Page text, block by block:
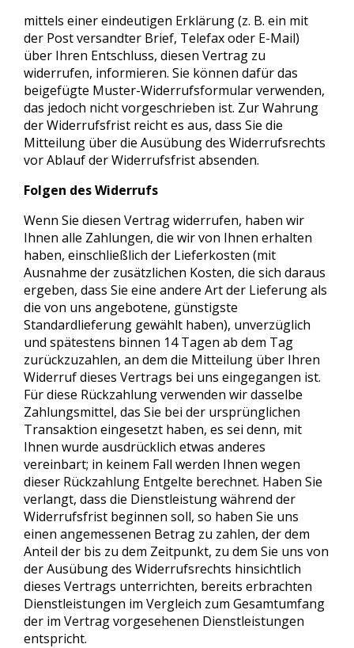
mittels einer eindeutigen Erklärung (z. B. ein mit
der Post versandter Brief, Telefax oder E-Mail)
über Ihren Entschluss, diesen Vertrag zu
widerrufen, informieren. Sie können dafür das
beigefügte Muster-Widerrufsformular verwenden,
das jedoch nicht vorgeschrieben ist. Zur Wahrung
der Widerrufsfrist reicht es aus, dass Sie die
Mitteilung über die Ausübung des Widerrufsrechts
vor Ablauf der Widerrufsfrist absenden.
Folgen des Widerrufs
Wenn Sie diesen Vertrag widerrufen, haben wir
Ihnen alle Zahlungen, die wir von Ihnen erhalten
haben, einschließlich der Lieferkosten (mit
Ausnahme der zusätzlichen Kosten, die sich daraus
ergeben, dass Sie eine andere Art der Lieferung als
die von uns angebotene, günstigste
Standardlieferung gewählt haben), unverzüglich
und spätestens binnen 14 Tagen ab dem Tag
zurückzuzahlen, an dem die Mitteilung über Ihren
Widerruf dieses Vertrags bei uns eingegangen ist.
Für diese Rückzahlung verwenden wir dasselbe
Zahlungsmittel, das Sie bei der ursprünglichen
Transaktion eingesetzt haben, es sei denn, mit
Ihnen wurde ausdrücklich etwas anderes
vereinbart; in keinem Fall werden Ihnen wegen
dieser Rückzahlung Entgelte berechnet. Haben Sie
verlangt, dass die Dienstleistung während der
Widerrufsfrist beginnen soll, so haben Sie uns
einen angemessenen Betrag zu zahlen, der dem
Anteil der bis zu dem Zeitpunkt, zu dem Sie uns von
der Ausübung des Widerrufsrechts hinsichtlich
dieses Vertrags unterrichten, bereits erbrachten
Dienstleistungen im Vergleich zum Gesamtumfang
der im Vertrag vorgesehenen Dienstleistungen
entspricht.